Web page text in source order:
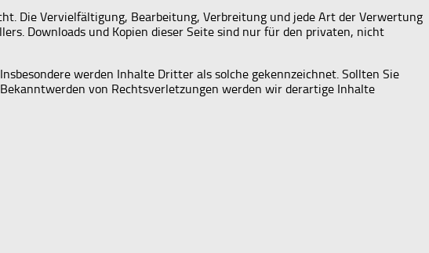
Die Vervielfältigung, Bearbeitung, Verbreitung und jede Art der Verwertung
Downloads und Kopien dieser Seite sind nur für den privaten, nicht
werden Inhalte Dritter als solche gekennzeichnet. Sollten Sie
von Rechtsverletzungen werden wir derartige Inhalte